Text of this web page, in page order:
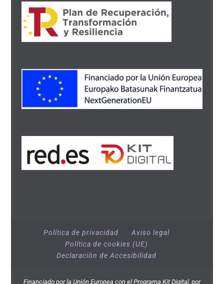
Política de privacidad
Aviso legal
Política de cookies (UE)
Declaración de Accesibilidad
Financiado por la Unión Europea con el Programa Kit Digital, por